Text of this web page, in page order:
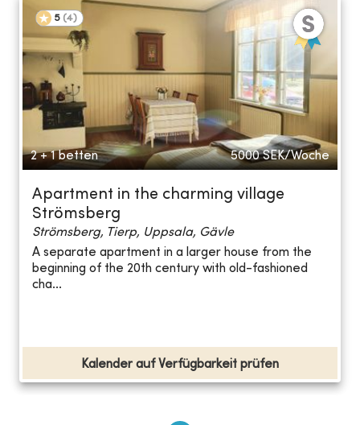
5 (4)
2 + 1 betten 5000 SEK/Woche
Apartment in the charming village
Strömsberg
Strömsberg, Tierp, Uppsala, Gävle
A separate apartment in a larger house from the
beginning of the 20th century with old-fashioned
cha...
Kalender auf Verfügbarkeit prüfen